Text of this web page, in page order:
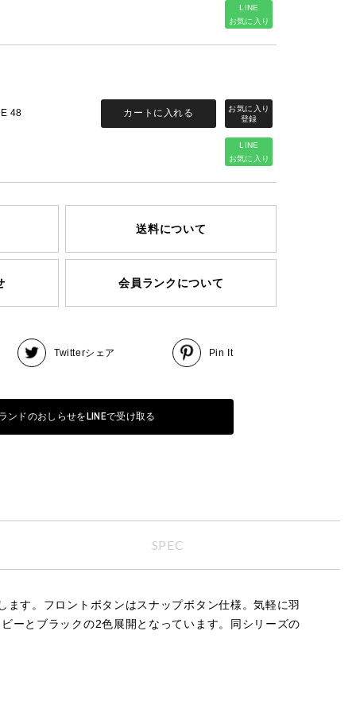
LINE
お気に入り
48
LINE
お気に入り
カートに入れる
送料について
会員ランクについて
Twitterシェア Pin It
ンドのおしらせをLINEで受け取る
SPEC
す。フロントボタンはスナップボタン仕様。気軽に羽
ーとブラックの2色展開となっています。同シリーズの